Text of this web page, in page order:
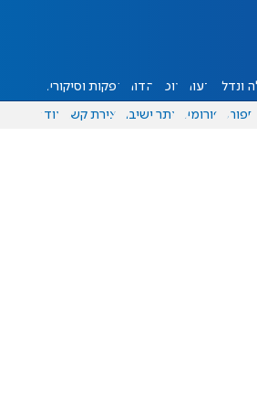
ונדל"ן דעות אוכל יהדות הפקות וסיקורים
ספורט פורומים אתר ישיבה יצירת קשר עוד